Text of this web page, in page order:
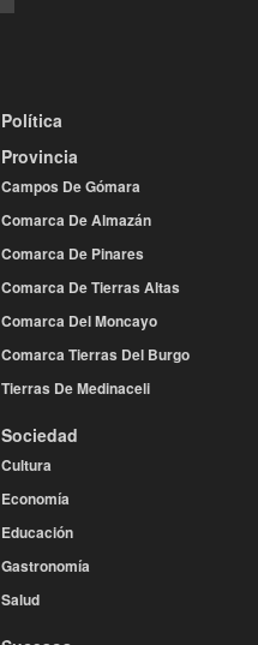
Política
Provincia
Campos De Gómara
Comarca De Almazán
Comarca De Pinares
Comarca De Tierras Altas
Comarca Del Moncayo
Comarca Tierras Del Burgo
Tierras De Medinaceli
Sociedad
Cultura
Economía
Educación
Gastronomía
Salud